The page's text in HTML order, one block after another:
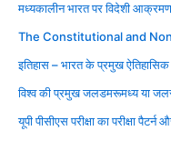
मध्यकालीन भारत पर विदेशी आक्रमण
The Constitutional and
इतिहास – भारत के प्रमुख ऐतिहासिक
विश्व की प्रमुख जलडमरूमध्य या
यूपी पीसीएस परीक्षा का परीक्षा